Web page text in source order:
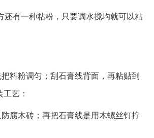
还有一种粘粉，只要调水搅均就可以粘
料粉调匀；刮石膏线背面，再粘贴到
艺：
腐木砖；再把石膏线是用木螺丝钉拧